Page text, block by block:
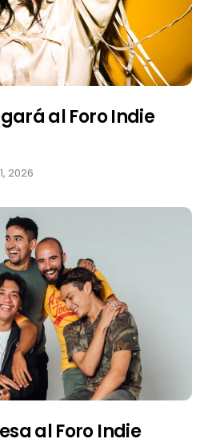
al Foro Indie
2026
al Foro Indie